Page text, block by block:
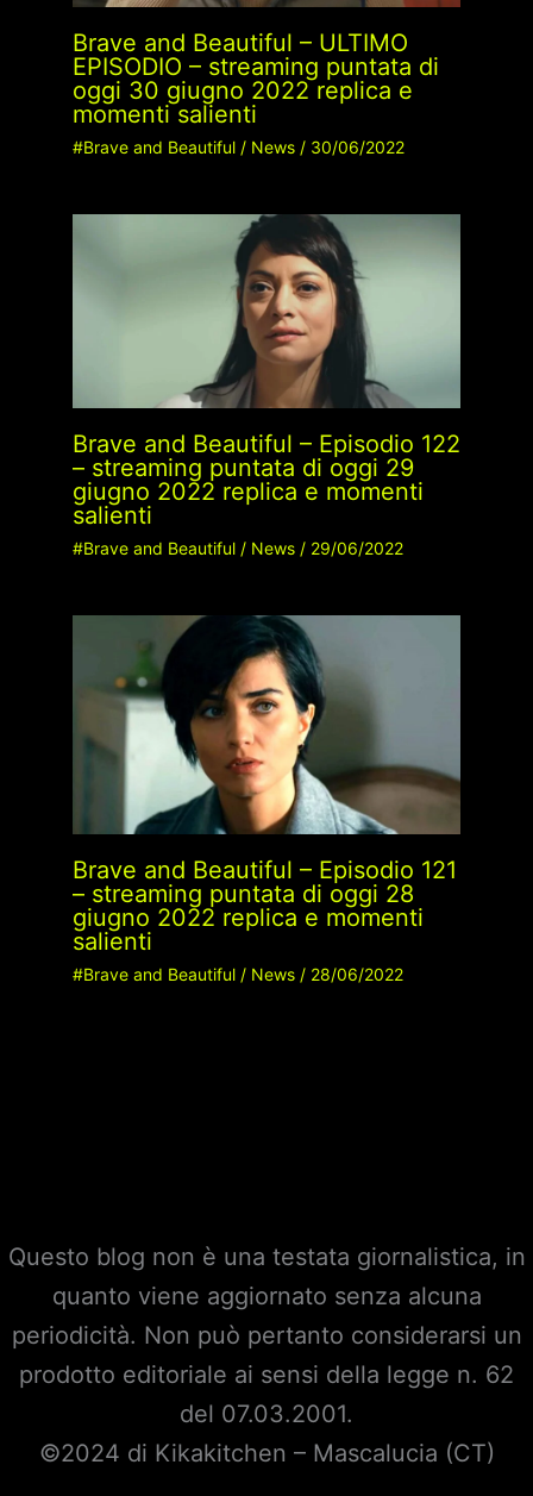
Brave and Beautiful – ULTIMO
EPISODIO – streaming puntata di
oggi 30 giugno 2022 replica e
momenti salienti
#Brave and Beautiful/ News/ 30/06/2022
Brave and Beautiful – Episodio 122
– streaming puntata di oggi 29
giugno 2022 replica e momenti
salienti
#Brave and Beautiful/ News/ 29/06/2022
Brave and Beautiful – Episodio 121
– streaming puntata di oggi 28
giugno 2022 replica e momenti
salienti
#Brave and Beautiful/ News/ 28/06/2022
Questo blog non è una testata giornalistica, in
quanto viene aggiornato senza alcuna
periodicità. Non può pertanto considerarsi un
prodotto editoriale ai sensi della legge n. 62
del 07.03.2001.
©2024 di Kikakitchen – Mascalucia (CT)